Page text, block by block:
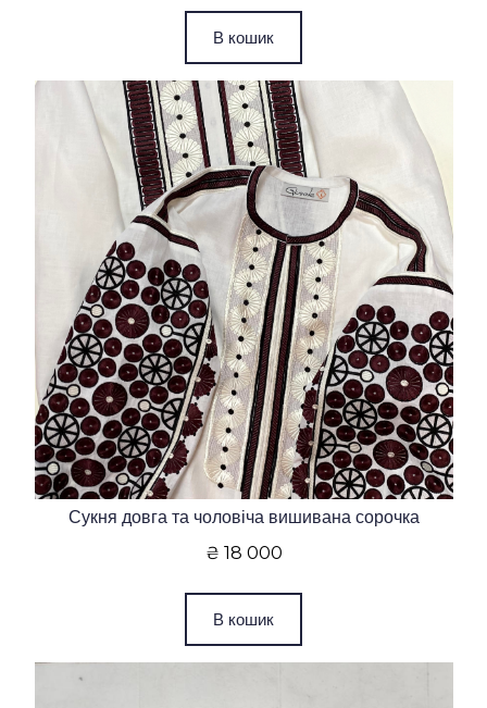
В кошик
Сукня довга та чоловіча вишивана сорочка
₴ 18 000
В кошик